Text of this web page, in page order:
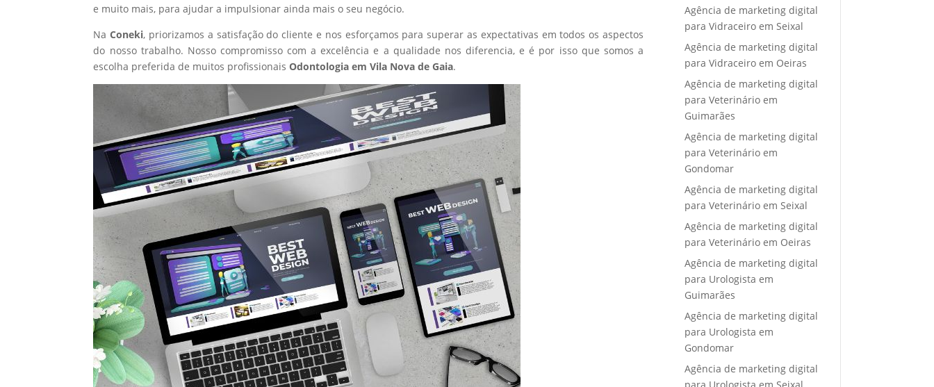
e muito mais, para ajudar a impulsionar ainda mais o seu negócio.
NaConeki, priorizamos a satisfação do cliente e nos esforçamos para superar as expectativas em todos os aspectos
do nosso trabalho. Nosso compromisso com a excelência e a qualidade nos diferencia, e é por isso que somos a
escolha preferida de muitos profissionaisOdontologia em Vila Nova de Gaia.
Agência de marketing digital
para Vidraceiro em Seixal
Agência de marketing digital
para Vidraceiro em Oeiras
Agência de marketing digital
para Veterinário em
Guimarães
Agência de marketing digital
para Veterinário em
Gondomar
Agência de marketing digital
para Veterinário em Seixal
Agência de marketing digital
para Veterinário em Oeiras
Agência de marketing digital
para Urologista em
Guimarães
Agência de marketing digital
para Urologista em
Gondomar
Agência de marketing digital
para Urologista em Seixal